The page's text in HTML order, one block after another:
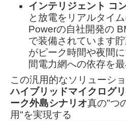
インテリジェント コ
と放電をリアルタイ
Powerの自社開発の
で装備されています
がピーク時間や夜間
間電力網への依存を
この汎用的なソリューシ
ハイブリッドマイクログ
ーク外島シナリオ真の"つ
用"を実現する